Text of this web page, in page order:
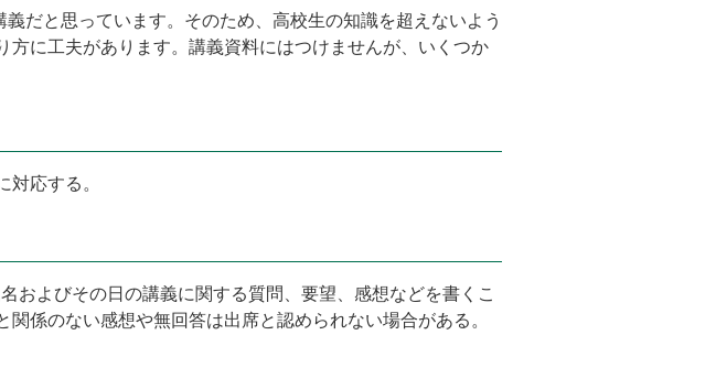
だと思っています。そのため、高校生の知識を超えないよう
に工夫があります。講義資料にはつけませんが、いくつか
応する。
およびその日の講義に関する質問、要望、感想などを書くこ
係のない感想や無回答は出席と認められない場合がある。